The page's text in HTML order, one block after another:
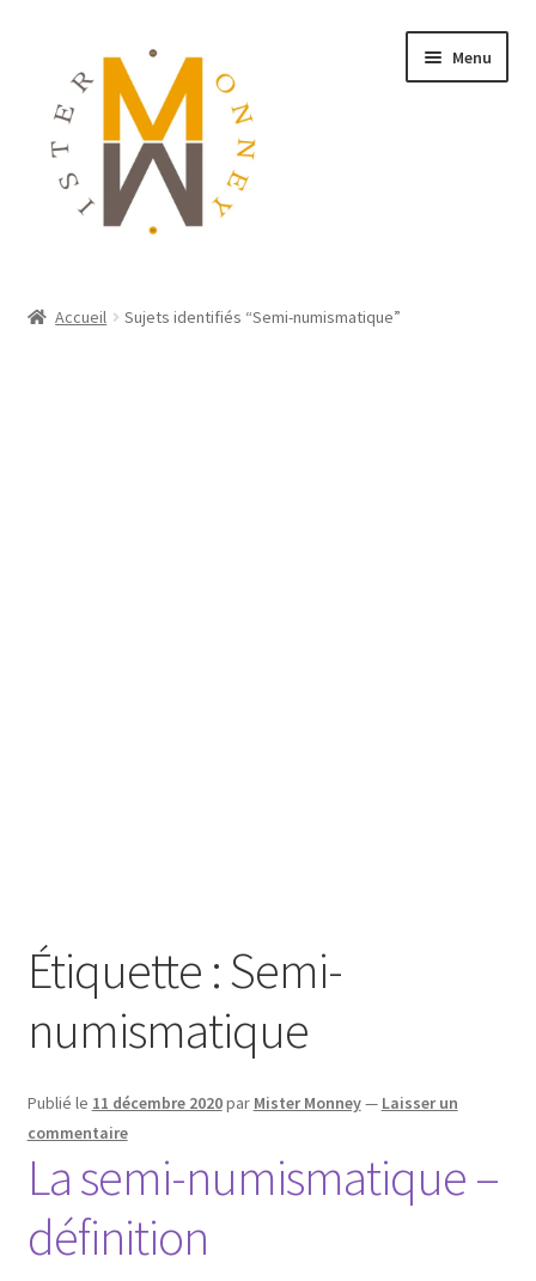
Menu
Accueil Sujets identifiés “Semi-numismatique”
Étiquette :Semi-
numismatique
Publié le 11 décembre 2020par Mister Monney— Laisser un
commentaire
La semi-numismatique –
définition